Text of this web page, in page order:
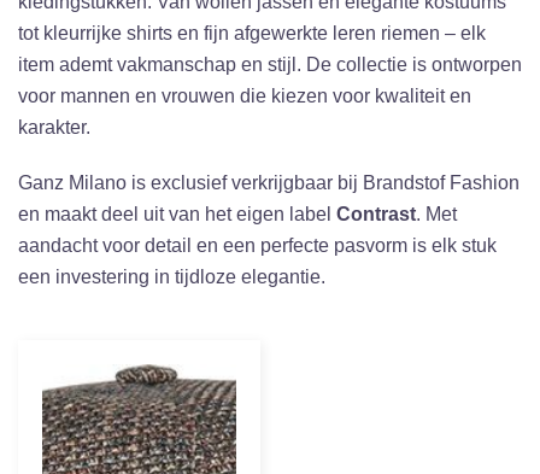
tot kleurrijke shirts en fijn afgewerkte leren riemen – elk
item ademt vakmanschap en stijl. De collectie is ontworpen
voor mannen en vrouwen die kiezen voor kwaliteit en
karakter.
Ganz Milano is exclusief verkrijgbaar bij Brandstof Fashion
en maakt deel uit van het eigen label Contrast. Met
aandacht voor detail en een perfecte pasvorm is elk stuk
een investering in tijdloze elegantie.